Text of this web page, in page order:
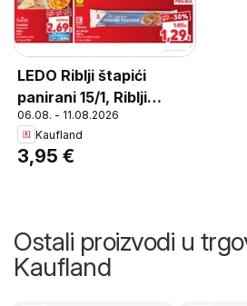
LEDO Riblji štapići
panirani 15/1, Riblji
štapići panirani 15/1 450
g
06.08. - 11.08.2026
Kaufland
3,95 €
Ostali proizvodi u
Kaufland